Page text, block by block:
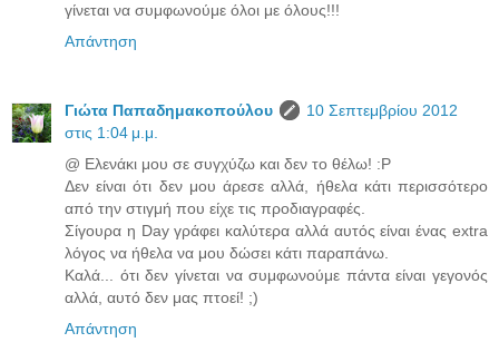
γίνεται να συμφωνούμε όλοι με όλους!!!
Απάντηση
Γιώτα Παπαδημακοπούλου
10 Σεπτεμβρίου 2012
στις 1:04 μ.μ.
@ Ελενάκι μου σε συγχύζω και δεν το θέλω! :P
Δεν είναι ότι δεν μου άρεσε αλλά, ήθελα κάτι περισσότερο
από την στιγμή που είχε τις προδιαγραφές.
Σίγουρα η Day γράφει καλύτερα αλλά αυτός είναι ένας extra
λόγος να ήθελα να μου δώσει κάτι παραπάνω.
Καλά... ότι δεν γίνεται να συμφωνούμε πάντα είναι γεγονός
αλλά, αυτό δεν μας πτοεί! ;)
Απάντηση